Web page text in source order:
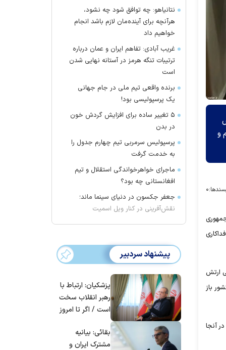
و
۰
فداکاری
ارتش
به کشور باز
آنجا
نتانیاهو: چه توافق شود چه نشود،
هرآنچه برای آینده‌مان لازم باشد انجام
خواهیم داد
غریب آبادی: تفاهم ایران و عمان درباره
ترتیبات تنگه هرمز در آستانه نهایی شدن
است
برنده واقعی تیم ملی در جام جهانی
یک پرسپولیسی بود!
۵ تغییر ساده برای افزایش گردش خون
در بدن
پرسپولیس سرمربی تیم چهارم جدول را
به خدمت گرفت
ماجرای خواهرخواندگی استقلال و تیم
افغانستانی چه بود؟
جعفر جکسون در دنیای سینما ماند؛
نقش‌آفرینی در کنار ویل اسمیت
پیشنهاد سردبیر
پزشکیان: ارتباط با
رهبر انقلاب سخت
است / اگر تا امروز
مردم ایران است
بقائی: بیانیه
مشترک ایران و